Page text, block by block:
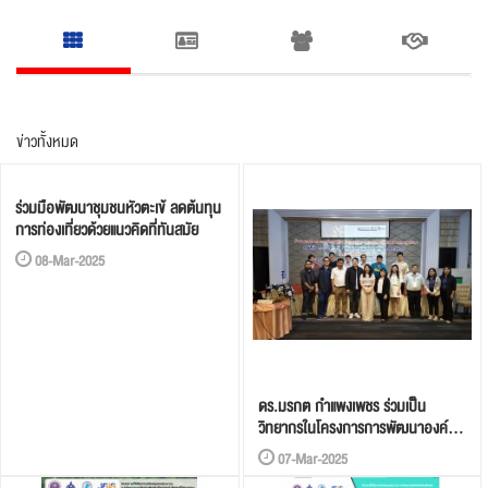
ร่วมมือพัฒนาชุมชนหัวตะเข้ ลดต้นทุน
การท่องเที่ยวด้วยแนวคิดที่ทันสมัย
08-Mar-2025
ดร.มรกต กำแพงเพชร ร่วมเป็น
วิทยากรในโครงการการพัฒนาองค์
ความรู้และศักยภาพด้านการบริหาร
จัดการ
07-Mar-2025